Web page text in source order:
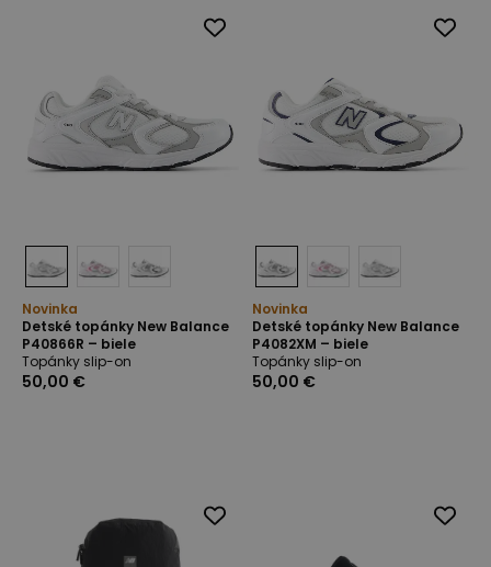
Novinka
Detské topánky New Balance
P40866R – biele
Topánky slip-on
50,00 €
Novinka
Detské topánky New Balance
P4082XM – biele
Topánky slip-on
50,00 €